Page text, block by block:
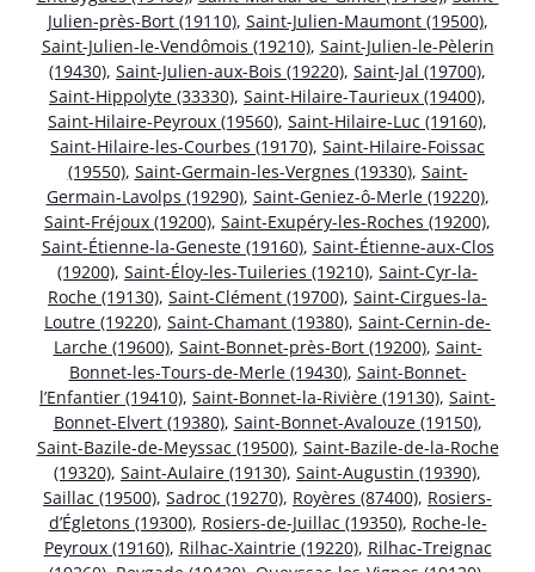
Julien-près-Bort (19110), Saint-Julien-Maumont (19500),
Saint-Julien-le-Vendômois (19210), Saint-Julien-le-Pèlerin
(19430), Saint-Julien-aux-Bois (19220), Saint-Jal (19700),
Saint-Hippolyte (33330), Saint-Hilaire-Taurieux (19400),
Saint-Hilaire-Peyroux (19560), Saint-Hilaire-Luc (19160),
Saint-Hilaire-les-Courbes (19170), Saint-Hilaire-Foissac
(19550), Saint-Germain-les-Vergnes (19330), Saint-
Germain-Lavolps (19290), Saint-Geniez-ô-Merle (19220),
Saint-Fréjoux (19200), Saint-Exupéry-les-Roches (19200),
Saint-Étienne-la-Geneste (19160), Saint-Étienne-aux-Clos
(19200), Saint-Éloy-les-Tuileries (19210), Saint-Cyr-la-
Roche (19130), Saint-Clément (19700), Saint-Cirgues-la-
Loutre (19220), Saint-Chamant (19380), Saint-Cernin-de-
Larche (19600), Saint-Bonnet-près-Bort (19200), Saint-
Bonnet-les-Tours-de-Merle (19430), Saint-Bonnet-
l’Enfantier (19410), Saint-Bonnet-la-Rivière (19130), Saint-
Bonnet-Elvert (19380), Saint-Bonnet-Avalouze (19150),
Saint-Bazile-de-Meyssac (19500), Saint-Bazile-de-la-Roche
(19320), Saint-Aulaire (19130), Saint-Augustin (19390),
Saillac (19500), Sadroc (19270), Royères (87400), Rosiers-
d’Égletons (19300), Rosiers-de-Juillac (19350), Roche-le-
Peyroux (19160), Rilhac-Xaintrie (19220), Rilhac-Treignac